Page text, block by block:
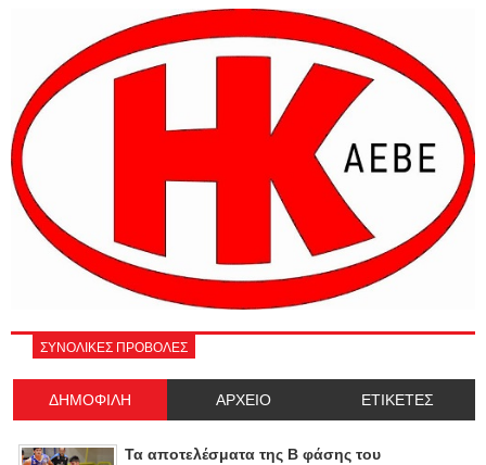
ΣΥΝΟΛΙΚΕΣ ΠΡΟΒΟΛΕΣ
ΔΗΜΟΦΙΛΗ ΑΡΧΕΙΟ ΕΤΙΚΕΤΕΣ
Τα αποτελέσματα της Β φάσης του